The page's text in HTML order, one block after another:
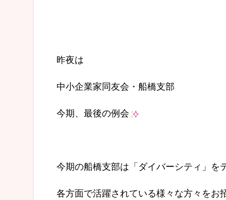
昨夜は
中小企業家同友会・船橋支部
今期、最後の例会
今期の船橋支部は「ダイバーシティ」を
各方面で活躍されている様々な方々をお